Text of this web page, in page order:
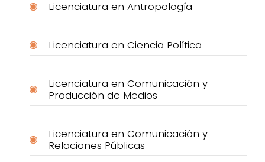
Licenciatura en Antropología
Licenciatura en Ciencia Política
Licenciatura en Comunicación y
Producción de Medios
Licenciatura en Comunicación y
Relaciones Públicas